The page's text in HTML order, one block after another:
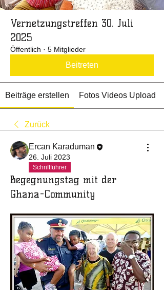
Vernetzungstreffen 30. Juli
2025
Öffentlich · 5 Mitglieder
Beitreten
Beiträge erstellen Fotos Videos Upload
Zurück
Ercan Karaduman
26. Juli 2023
Schriftführer
Begegnungstag mit der
Ghana-Community